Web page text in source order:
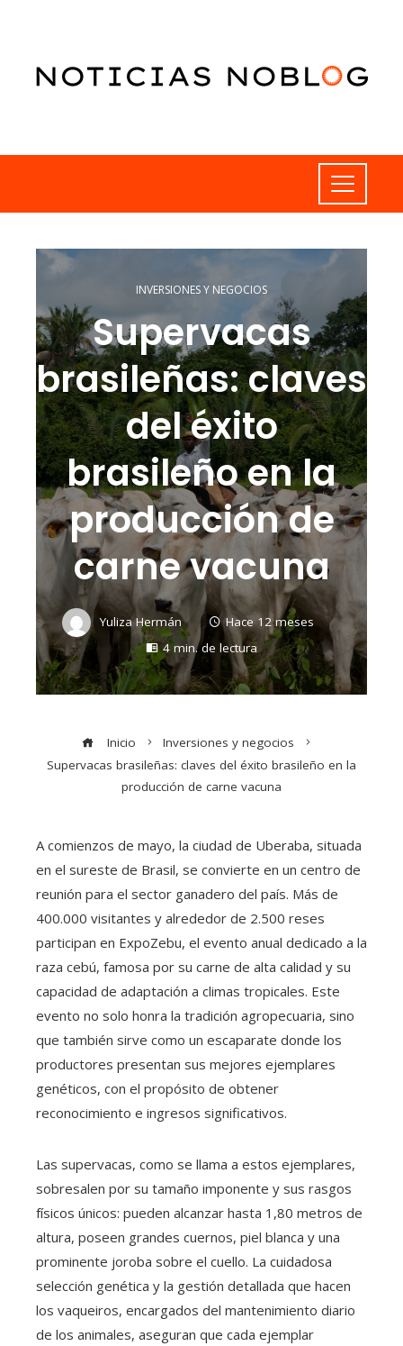
INVERSIONES Y NEGOCIOS
Supervacas
brasileñas: claves
del éxito
brasileño en la
producción de
carne vacuna
Yuliza Hermán
Hace 12 meses
4 min. de lectura
Inicio
Inversiones y negocios
Supervacas brasileñas: claves del éxito brasileño en la
producción de carne vacuna
A comienzos de mayo, la ciudad de Uberaba, situada
en el sureste de Brasil, se convierte en un centro de
reunión para el sector ganadero del país. Más de
400.000 visitantes y alrededor de 2.500 reses
participan en ExpoZebu, el evento anual dedicado a la
raza cebú, famosa por su carne de alta calidad y su
capacidad de adaptación a climas tropicales. Este
evento no solo honra la tradición agropecuaria, sino
que también sirve como un escaparate donde los
productores presentan sus mejores ejemplares
genéticos, con el propósito de obtener
reconocimiento e ingresos significativos.
Las supervacas, como se llama a estos ejemplares,
sobresalen por su tamaño imponente y sus rasgos
físicos únicos: pueden alcanzar hasta 1,80 metros de
altura, poseen grandes cuernos, piel blanca y una
prominente joroba sobre el cuello. La cuidadosa
selección genética y la gestión detallada que hacen
los vaqueiros, encargados del mantenimiento diario
de los animales, aseguran que cada ejemplar